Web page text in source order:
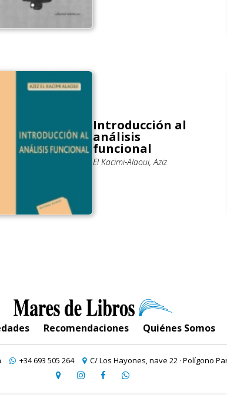
Introducción al
análisis
funcional
El Kacimi-Alaoui, Aziz
Recomendaciones Quiénes Somos
+34 693 505 264 C/ Los Hayones, nave 22 · Polígono